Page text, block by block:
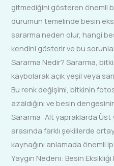
gitmediğini gösteren önemli
durumun temelinde besin
sararma neden olur, hangi
kendini gösterir ve bu
Sararma Nedir? Sararma,
kaybolarak açık yeşil veya
Bu renk değişimi, bitkinin
azaldığını ve besin
Sararma: Alt yapraklarda Üst
arasında farklı şekillerde
kaynağını anlamada önemli
Yaygın Nedeni: Besin